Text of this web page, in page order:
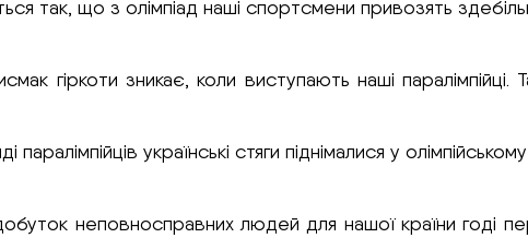
так, що з олімпіад наші спортсмени привозять
гіркоти зникає, коли виступають наші паралімпійці.
українські стяги піднімалися у
неповносправних людей для нашої країни годі